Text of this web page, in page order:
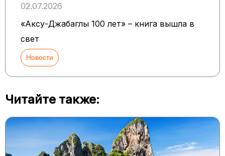
02.07.2026
«Аксу-Джабаглы 100 лет» – книга вышла в
свет
Новости
Читайте также: